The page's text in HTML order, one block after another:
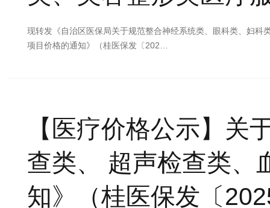
现转发《自治区医保局关于规范整合神经系统类、眼科类、妇
项目价格的通知》（桂医保发〔202…
【医疗价格公示】 关
查类、 超声检查类、
知》（桂医保发〔